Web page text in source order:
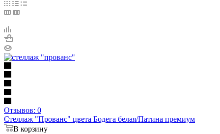
Отзывов: 0
Стеллаж "Прованс" цвета Бодега белая/Патина премиум
В корзину